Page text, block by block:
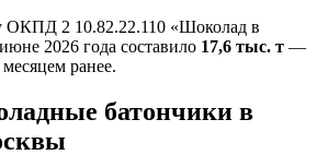
ОКПД 2 10.82.22.110 «Шоколад в
2026 года составило 17,6 тыс. т —
ранее.
батончики в